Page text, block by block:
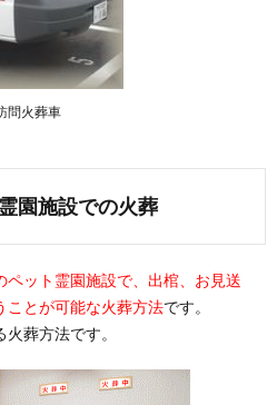
問火葬車
施設での火葬
ペット霊園施設で、出棺、お見送
ことが可能な火葬方法です。
葬方法です。